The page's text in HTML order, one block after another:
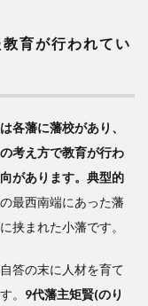
育が行われてい
各藩に藩校があり、
考え方で教育が行わ
があります。典型的
最西南端にあった藩
挟まれた小藩です。
答の末に人材を育て
。 9代藩主矩賢(のり